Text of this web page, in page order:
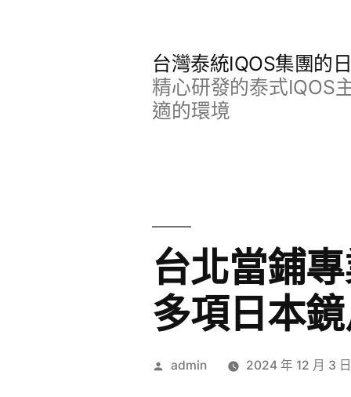
台灣泰統IQOS集團的
精心研發的泰式IQOS
適的環境
台北當鋪
多項日本鏡
作
admin 2024 年 12 月 3 日